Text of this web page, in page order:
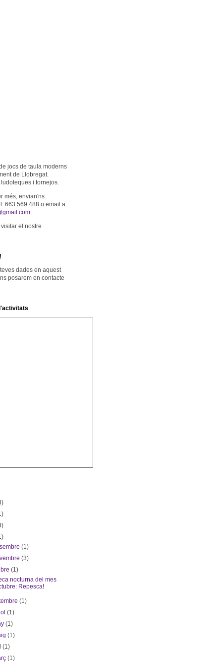
jocs de taula moderns
de Llobregat.
i tornejos.
més, envian'ns
663 569 488 o email a
el nostre
dades en aquest
posarem en contacte
(1)
(3)
(1)
nocturna del mes
Repesca!
(1)
(1)
(1)
(1)
(1)
(1)